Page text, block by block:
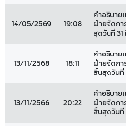
14/05/2569 19:08
คำอธิบาย
ฝ่ายจัดกา
สุดวันที่ 31
13/11/2568 18:11
คำอธิบาย
ฝ่ายจัดกา
สิ้นสุดวันที่
13/11/2566 20:22
คำอธิบาย
ฝ่ายจัดกา
สิ้นสุดวันที่